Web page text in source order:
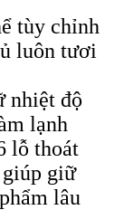
tùy chỉnh
luôn tươi
nhiệt độ
lạnh
lỗ thoát
giữ
lâu